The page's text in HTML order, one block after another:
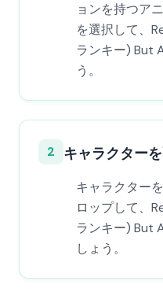
ョンを持つア
を選択して、
ランキー) But
う。
2 キャラクター
キャラクター
ロップして、
ランキー) But
しょう。